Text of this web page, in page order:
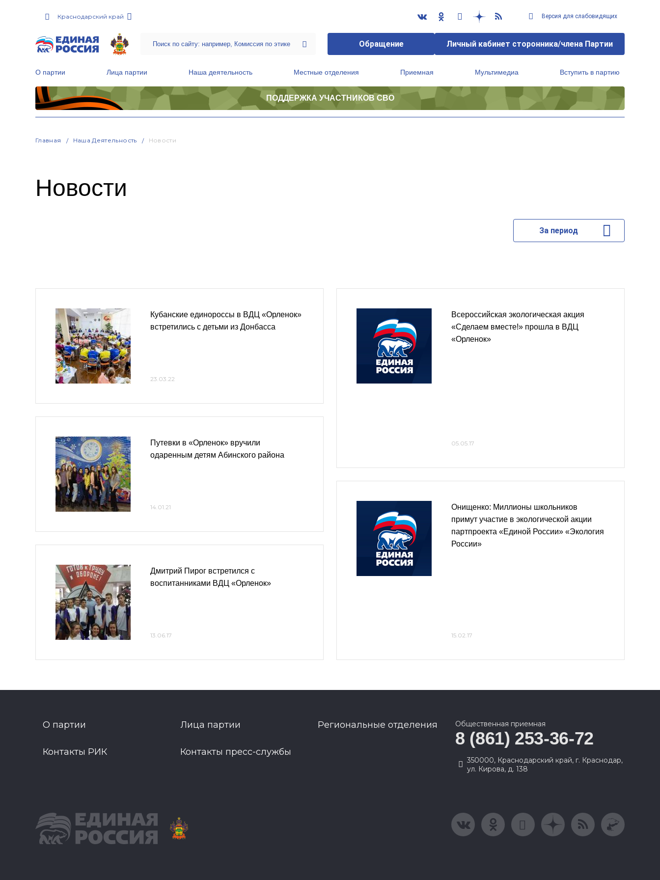
Краснодарский край Версия для слабовидящих
Обращение Личный кабинет сторонника/члена Партии
О партии Лица партии Наша деятельность Местные отделения Приемная Мультимедиа Вступить в партию
ПОДДЕРЖКА УЧАСТНИКОВ СВО
Главная Наша Деятельность Новости
Новости
За период
Кубанские единороссы в ВДЦ «Орленок»
встретились с детьми из Донбасса
23.03.22
Путевки в «Орленок» вручили
одаренным детям Абинского района
14.01.21
Дмитрий Пирог встретился с
воспитанниками ВДЦ «Орленок»
13.06.17
Всероссийская экологическая акция
«Сделаем вместе!» прошла в ВДЦ
«Орленок»
05.05.17
Онищенко: Миллионы школьников
примут участие в экологической акции
партпроекта «Единой России» «Экология
России»
15.02.17
О партии Лица партии Региональные отделения
Контакты РИК Контакты пресс-службы
Общественная приемная
8 (861) 253-36-72
350000, Краснодарский край, г. Краснодар,
ул. Кирова, д. 138